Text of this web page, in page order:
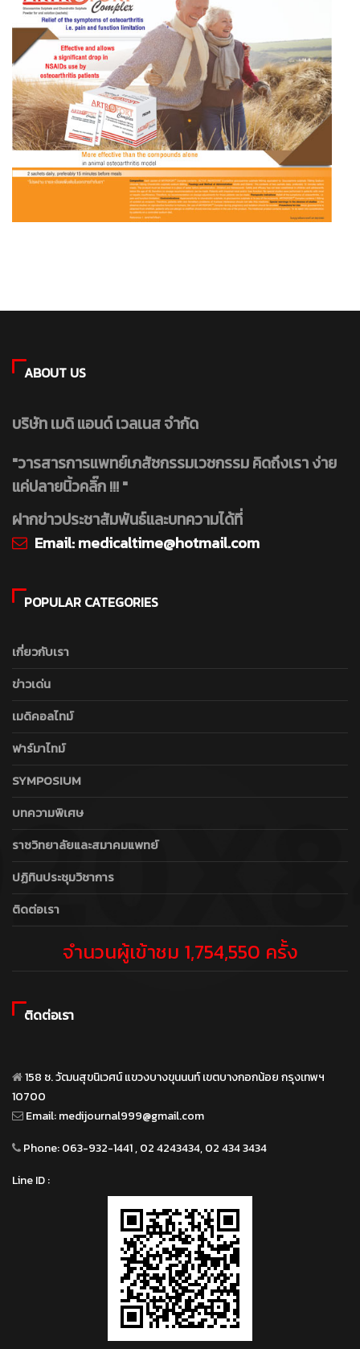
ABOUT US
บริษัท เมดิ แอนด์ เวลเนส จำกัด
"วารสารการแพทย์เภสัชกรรมเวชกรรม คิดถึงเรา ง่าย
แค่ปลายนิ้วคลิ๊ก !!! "
ฝากข่าวประชาสัมพันธ์และบทความได้ที่
Email:medicaltime@hotmail.com
POPULAR CATEGORIES
เกี่ยวกับเรา
ข่าวเด่น
เมดิคอลไทม์
ฟาร์มาไทม์
SYMPOSIUM
บทความพิเศษ
ราชวิทยาลัยและสมาคมแพทย์
ปฏิทินประชุมวิชาการ
ติดต่อเรา
จำนวนผู้เข้าชม 1,754,550 ครั้ง
ติดต่อเรา
158 ซ. วัฒนสุขนิเวศน์ แขวงบางขุนนนท์ เขตบางกอกน้อย กรุงเทพฯ
10700
Email:medijournal999@gmail.com
Phone:063-932-1441 , 02 4243434, 02 434 3434
Line ID :